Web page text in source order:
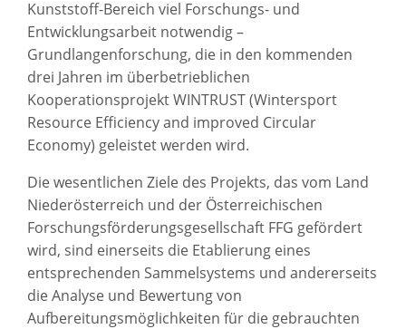
Kunststoff-Bereich viel Forschungs- und
Entwicklungsarbeit notwendig –
Grundlangenforschung, die in den kommenden
drei Jahren im überbetrieblichen
Kooperationsprojekt WINTRUST (Wintersport
Resource Efficiency and improved Circular
Economy) geleistet werden wird.
Die wesentlichen Ziele des Projekts, das vom Land
Niederösterreich und der Österreichischen
Forschungsförderungsgesellschaft FFG gefördert
wird, sind einerseits die Etablierung eines
entsprechenden Sammelsystems und andererseits
die Analyse und Bewertung von
Aufbereitungsmöglichkeiten für die gebrauchten